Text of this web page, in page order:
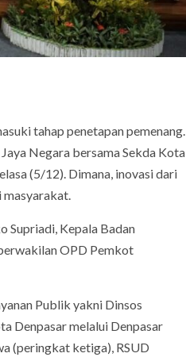
tahap penetapan pemenang.
Negara bersama Sekda Kota
(5/12). Dimana, inovasi dari
masyarakat.
Supriadi, Kepala Badan
OPD Pemkot
Publik yakni Dinsos
Denpasar melalui Denpasar
(peringkat ketiga), RSUD